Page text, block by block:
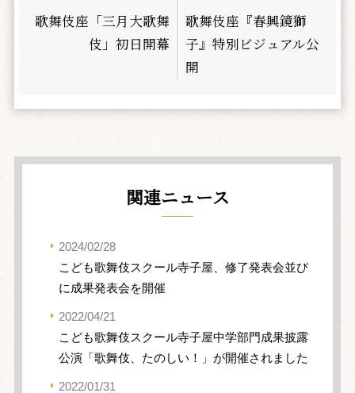
歌舞伎座「三月大歌舞
伎」初日開幕
歌舞伎座『春興鏡獅
子』特別ビジュアル公
開
関連ニュース
2024/02/28
こども歌舞伎スクール寺子屋、修了発表会並び
に成果発表会を開催
2022/04/21
こども歌舞伎スクール寺子屋中学部門成果披露
公演「歌舞伎、たのしい！」が開催されました
2022/01/31